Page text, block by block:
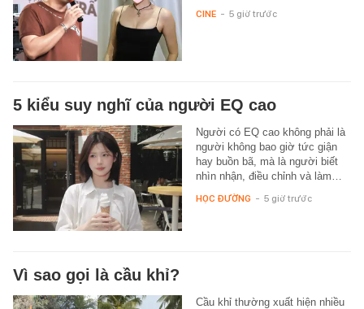
CINE - 5 giờ trước
5 kiểu suy nghĩ của người EQ cao
Người có EQ cao không phải là
người không bao giờ tức giận
hay buồn bã, mà là người biết
nhìn nhận, điều chỉnh và làm…
HỌC ĐƯỜNG - 5 giờ trước
Vì sao gọi là cầu khỉ?
Cầu khỉ thường xuất hiện nhiều